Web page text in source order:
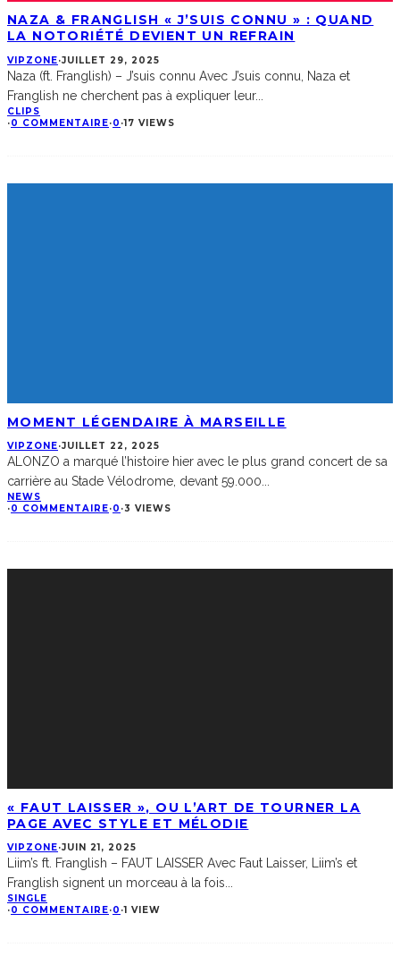
NAZA & FRANGLISH « J’SUIS CONNU » : QUAND
LA NOTORIÉTÉ DEVIENT UN REFRAIN
VIPZONE·JUILLET 29, 2025
Naza (ft. Franglish) – J’suis connu Avec J’suis connu, Naza et
Franglish ne cherchent pas à expliquer leur...
CLIPS
·0 COMMENTAIRE·0 ·17 VIEWS
MOMENT LÉGENDAIRE À MARSEILLE
VIPZONE·JUILLET 22, 2025
ALONZO a marqué l’histoire hier avec le plus grand concert de sa
carrière au Stade Vélodrome, devant 59.000
NEWS
·0 COMMENTAIRE·0 ·3 VIEWS
« FAUT LAISSER », OU L’ART DE TOURNER LA
PAGE AVEC STYLE ET MÉLODIE
VIPZONE·JUIN 21, 2025
Liim’s ft. Franglish – FAUT LAISSER Avec Faut Laisser, Liim’s et
Franglish signent un morceau à la fois...
SINGLE
·0 COMMENTAIRE·0 ·1 VIEW